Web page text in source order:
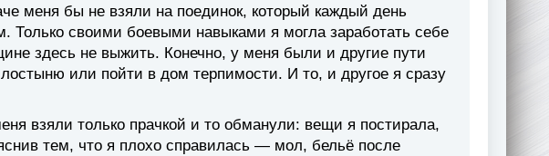
меня бы не взяли на поединок, который каждый день
Только своими боевыми навыками я могла заработать себе
здесь не выжить. Конечно, у меня были и другие пути
или пойти в дом терпимости. И то, и другое я сразу
взяли только прачкой и то обманули: вещи я постирала,
тем, что я плохо справилась — мол, бельё после